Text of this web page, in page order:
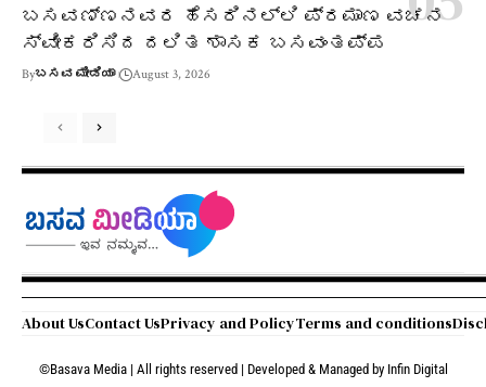
ಬಸವಣ್ಣನವರ ಹೆಸರಿನಲ್ಲಿ ಪ್ರಮಾಣ ವಚನ
ಸ್ವೀಕರಿಸಿದ ದಲಿತ ಶಾಸಕ ಬಸವಂತಪ್ಪ
Byಬಸವ ಮೀಡಿಯಾ August 3, 2026
About UsContact UsPrivacy and PolicyTerms and conditions
©Basava Media | All rights reserved | Developed & Managed by Infin Digital